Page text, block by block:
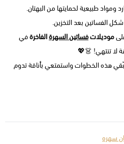
ومواد طبيعية لحمايتها من البهتان.
الفساتين بعد التخزين.
موديلاتفساتين السهرةالفاخرةفي
لا تنتهي! 👗💖
هذه الخطوات واستمتعي بأناقة تدوم
سهره